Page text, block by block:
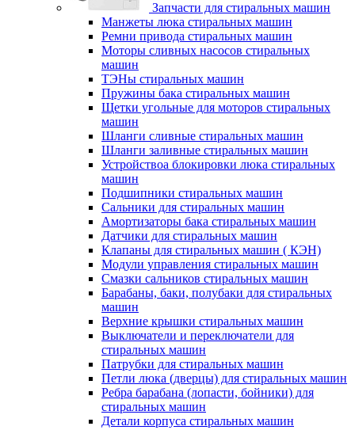
Запчасти для стиральных машин
Манжеты люка стиральных машин
Ремни привода стиральных машин
Моторы сливных насосов стиральных
машин
ТЭНы стиральных машин
Пружины бака стиральных машин
Щетки угольные для моторов стиральных
машин
Шланги сливные стиральных машин
Шланги заливные стиральных машин
Устройствоа блокировки люка стиральных
машин
Подшипники стиральных машин
Сальники для стиральных машин
Амортизаторы бака стиральных машин
Датчики для стиральных машин
Клапаны для стиральных машин ( КЭН)
Модули управления стиральных машин
Смазки сальников стиральных машин
Барабаны, баки, полубаки для стиральных
машин
Верхние крышки стиральных машин
Выключатели и переключатели для
стиральных машин
Патрубки для стиральных машин
Петли люка (дверцы) для стиральных машин
Ребра барабана (лопасти, бойники) для
стиральных машин
Детали корпуса стиральных машин